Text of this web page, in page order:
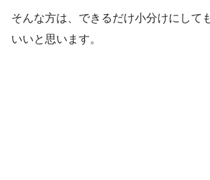
そんな方は、できるだけ小分けにして
いいと思います。